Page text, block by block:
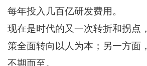
每年投入几百亿研发费用。
现在是时代的又一次转折和拐点
策全面转向以人为本；另一方面
不期而至。